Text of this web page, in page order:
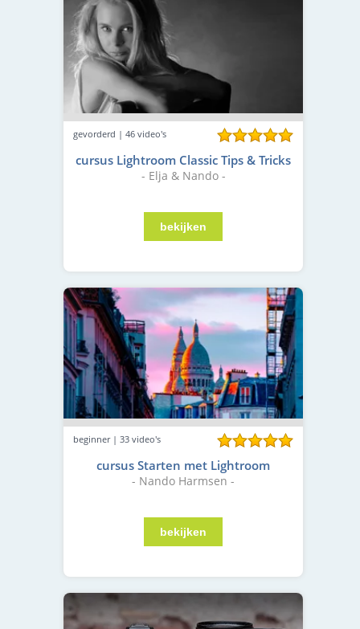
gevorderd | 46 video's
cursus Lightroom Classic Tips & Tricks
- Elja & Nando -
beginner | 33 video's
cursus Starten met Lightroom
- Nando Harmsen -